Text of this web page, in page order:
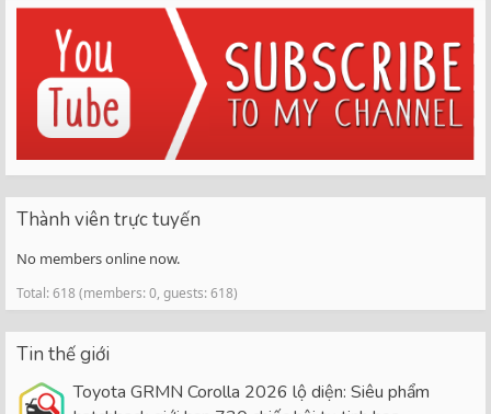
Thành viên trực tuyến
No members online now.
Total: 618 (members: 0, guests: 618)
Tin thế giới
Toyota GRMN Corolla 2026 lộ diện: Siêu phẩm